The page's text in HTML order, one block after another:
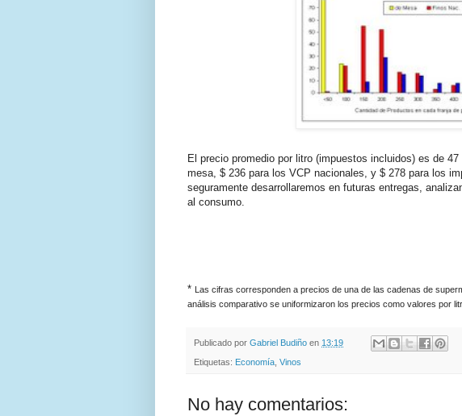
El precio promedio por litro (impuestos incluidos) es de
mesa, $ 236 para los VCP nacionales, y $ 278 para los
seguramente desarrollaremos en futuras entregas,
al consumo.
* Las cifras corresponden a precios de una de las cadenas de
análisis comparativo se uniformizaron los precios como valores por
Publicado por Gabriel Budiño en 13:19
Etiquetas: Economía, Vinos
No hay comentarios: